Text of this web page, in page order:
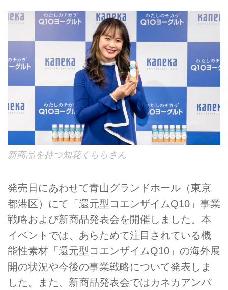
新商品を持つ知花くららさん
発売日にあわせて青山グランドホール（東京
都港区）にて「還元型コエンザイムQ10」事業
戦略および新商品発表会を開催しました。本
イベントでは、あらためて注目されている機
能性素材「還元型コエンザイムQ10」の海外展
開の状況や今後の事業戦略について発表しま
した。また、新商品発表会ではカネカアンバ